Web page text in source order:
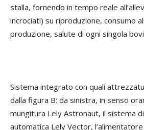
stalla, fornendo in tempo reale
incrociati) su riproduzione, consumo
produzione, salute di ogni singola
Sistema integrato con quali
dalla figura B: da sinistra, in senso
mungitura Lely Astronaut, il sistema
automatica Lely Vector,